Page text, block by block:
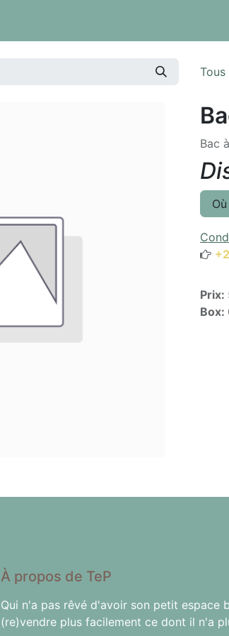
Bac
Prix:
Box:
À propos de TeP
Qui n'a pas rêvé d'avoir son petit espace
(re)vendre plus facilement ce dont il n'a